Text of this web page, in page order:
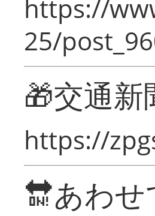
https://
25/
🎁交通
https://
🔛あわ